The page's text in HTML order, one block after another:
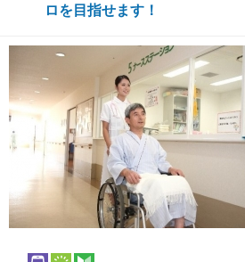
ロを目指せます！